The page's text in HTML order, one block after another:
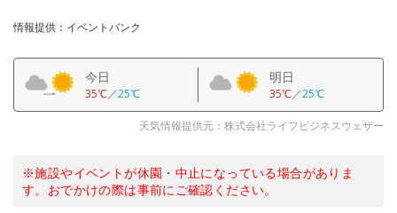
情報提供：イベントバンク
今日
35℃／25℃
明日
35℃／25℃
天気情報提供元：株式会社ライフビジネスウェザー
※施設やイベントが休園・中止になっている場合がありま
す。おでかけの際は事前にご確認ください。